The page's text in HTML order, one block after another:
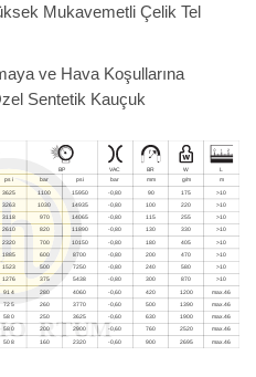
Mukavemetli Çelik Tel
ve Hava Koşullarına
Sentetik Kauçuk